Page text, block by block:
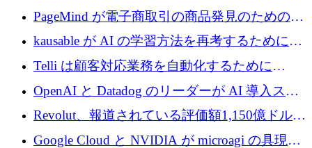
メールを再考するために 320 万ドルを調達し
てステルスから浮上
PageMind が電子商取引の商品発見のための
AI を拡張するために 120 万ユーロを調達
kausable が AI の学習方法を再考するために
1,200 万ユーロを調達
Telli は顧客対応業務を自動化するために
1,500 万ドルのシードを確保
OpenAI と Datadog のリーダーが AI 導入スタ
ートアップ Arrakis を支援
Revolut、報道されている評価額1,150億ドルで
の新たな二次株式売却を確認
Google Cloud と NVIDIA が microagi の具現化